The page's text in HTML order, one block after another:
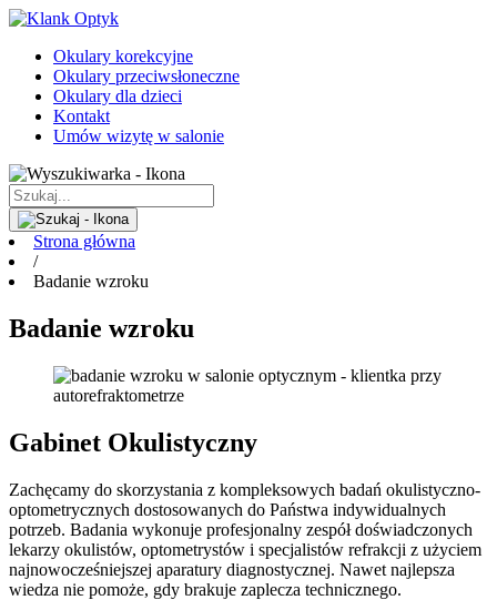
Okulary korekcyjne
Okulary przeciwsłoneczne
Okulary dla dzieci
Kontakt
Umów wizytę w salonie
Strona główna
/
Badanie wzroku
Badanie wzroku
Gabinet Okulistyczny
Zachęcamy do skorzystania z kompleksowych badań okulistyczno-
optometrycznych dostosowanych do Państwa indywidualnych
potrzeb. Badania wykonuje profesjonalny zespół doświadczonych
lekarzy okulistów, optometrystów i specjalistów refrakcji z użyciem
najnowocześniejszej aparatury diagnostycznej. Nawet najlepsza
wiedza nie pomoże, gdy brakuje zaplecza technicznego.